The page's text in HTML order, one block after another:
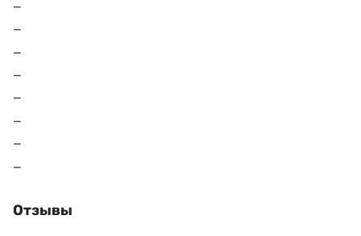
Отзывы